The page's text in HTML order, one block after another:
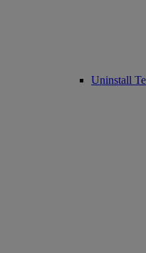
Uninstall